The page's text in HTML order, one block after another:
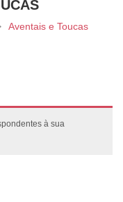
Aventais e Toucas
à sua